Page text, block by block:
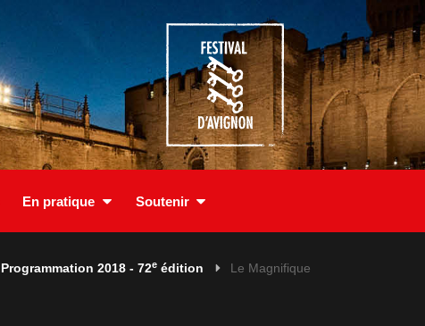
En pratique Soutenir
Programmation 2018 - 72e édition Le Magnifique